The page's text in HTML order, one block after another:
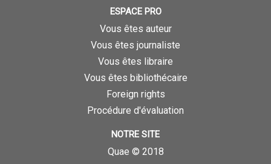
ESPACE PRO
Vous êtes auteur
Vous êtes journaliste
Vous êtes libraire
Vous êtes bibliothécaire
Foreign rights
Procédure d'évaluation
NOTRE SITE
Quae © 2018